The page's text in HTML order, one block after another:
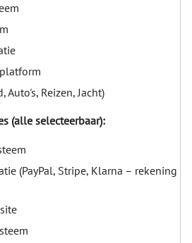
Auto's, Reizen, Jacht)
(alle selecteerbaar):
(PayPal, Stripe, Klarna – rekening